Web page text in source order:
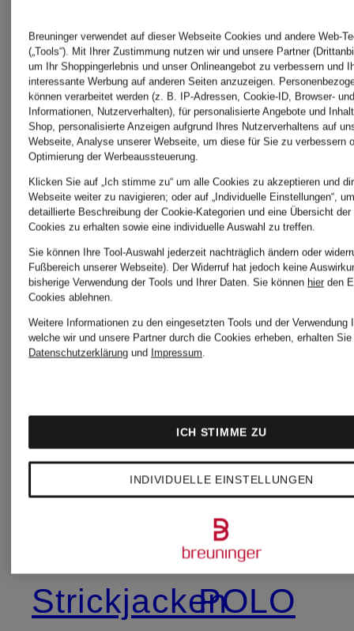
AMI PARIS
Pullover &
Strickjacken
für Damen
BOSS
Pullover
Damen
COS
Pullover &
Strickjacken
MOSH
Pullover
MRS &
HUGS
Pullover
oui
&
POLO
Breuninger verwendet auf dieser Webseite Cookies und andere Web-
(„Tools“). Mit Ihrer Zustimmung nutzen wir und unsere Partner
um Ihr Shoppingerlebnis und unser Onlineangebot zu verbessern und
interessante Werbung auf anderen Seiten anzuzeigen.
können verarbeitet werden (z. B. IP-Adressen, Cookie-ID, Browser-
Informationen, Nutzerverhalten), für personalisierte Angebote und
Shop, personalisierte Anzeigen aufgrund Ihres Nutzerverhaltens auf
Webseite, Analyse unserer Webseite, um diese für Sie zu verbessern
Optimierung der Werbeaussteuerung.
Klicken Sie auf „Ich stimme zu“ um alle Cookies zu akzeptieren und
Webseite weiter zu navigieren; oder auf „Individuelle Einstellungen“,
detaillierte Beschreibung der Cookie-Kategorien und eine Übersicht
Cookies zu erhalten sowie eine individuelle Auswahl zu treffen.
Sie können Ihre Tool-Auswahl jederzeit nachträglich ändern oder
Fußbereich unserer Webseite). Der Widerruf hat jedoch keine
bisherige Verwendung der Tools und Ihrer Daten. Sie können hier den
Cookies ablehnen.
Weitere Informationen zu den eingesetzten Tools und der Verwendung
welche wir und unsere Partner durch die Cookies erheben, erhalten
Datenschutzerklärung und Impressum.
INDIVIDUELLE EINSTELLUNGEN
ICH STIMME ZU